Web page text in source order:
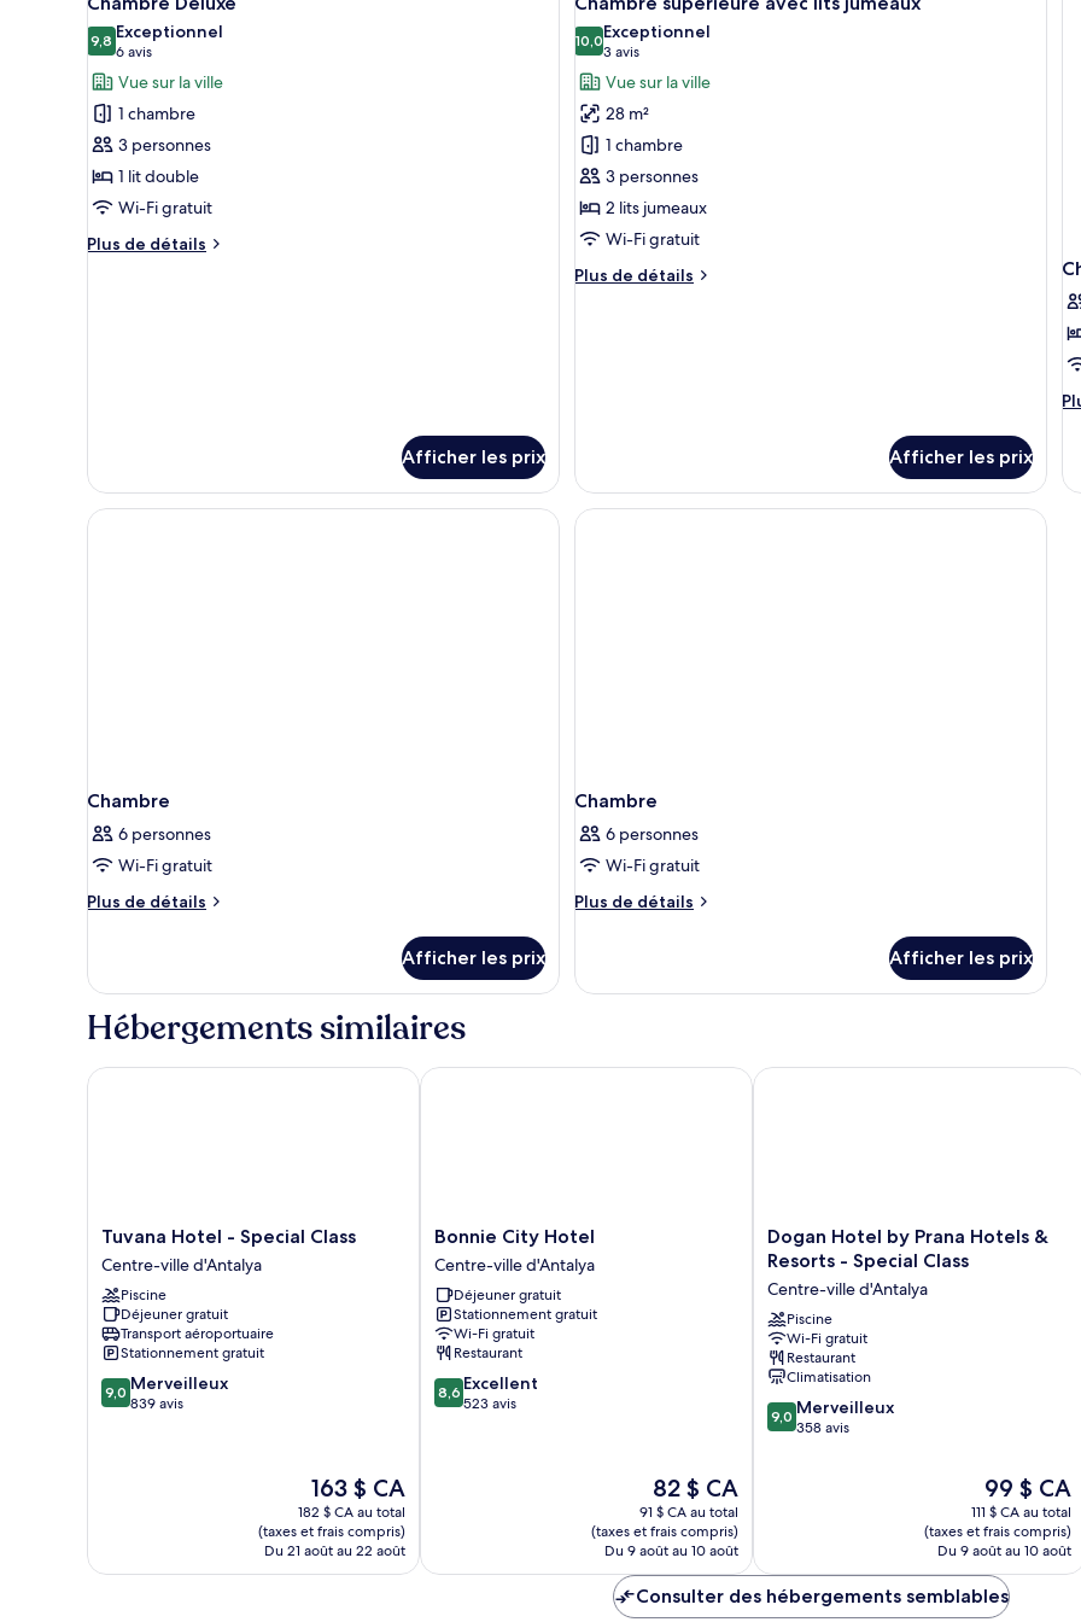
Window
Twin
Room,
Window
Window
toutes
les
photos
pour
ce
type
de
chambre :
Chambre
9,89,8 sur 10
Exceptionnel
6 avis
(6 avis)
Vue sur la ville
1 chambre
3 personnes
1 lit double
Wi-Fi gratuit
Plus de détails
Plus
Afficher les prix
toutes
les
photos
pour
ce
type
de
chambre :
Chambre
supérieure
10,010,0 sur 10
Exceptionnel
3 avis
(3 avis)
Vue sur la ville
28 m²
1 chambre
3 personnes
2 lits jumeaux
Wi-Fi gratuit
Plus de détails
Plus
Afficher les prix
Chambre
6 personnes
Wi-Fi gratuit
Plus de détails
Plus
Chambre
Afficher les prix
Chambre
6 personnes
Wi-Fi gratuit
Plus de détails
Plus
Chambre
Afficher les prix
Hébergements similaires
Tuvana
Hotel
-
Special
Class
Centre-
ville
d'Antalya
Tuvana Hotel - Special Class
Centre-ville d'Antalya
Piscine
Déjeuner gratuit
Transport aéroportuaire
Stationnement gratuit
9.0
sur
9,0 Merveilleux
839 avis
Le
prix
est
de
163 $ CA
163 $ CA
182 $ CA au total
(taxes et frais compris)
Du 21 août au 22 août
Tuvana Hotel - Special Class
Bonnie
City
Hotel
Centre-
ville
d'Antalya
Bonnie City Hotel
Centre-ville d'Antalya
Déjeuner gratuit
Stationnement gratuit
Wi-Fi gratuit
Restaurant
8.6
sur
8,6 Excellent
523 avis
Le
prix
est
de
82 $ CA
82 $ CA
91 $ CA au total
(taxes et frais compris)
Du 9 août au 10 août
Bonnie City Hotel
Dogan
Hotel
Prana
Hotels
&
Resorts
-
Special
Class
Dogan Hotel by Prana Hotels &
Resorts - Special Class
Centre-ville d'Antalya
Piscine
Wi-Fi gratuit
Restaurant
Climatisation
9.0
sur
9,0 Merveilleux
358 avis
Le
prix
est
de
99 $ CA
99 $ CA
111 $ CA au total
(taxes et frais compris)
Du 9 août au 10 août
Dogan Hotel by Prana Hotels &
Consulter des hébergements semblables